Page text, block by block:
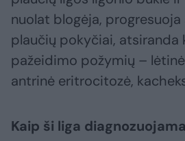
nuolat blogėja,
plaučių pokyčiai, atsiranda
pažeidimo požymių –
antrinė eritrocitozė,
Kaip ši liga